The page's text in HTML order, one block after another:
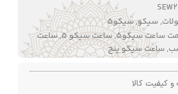
, سیکو,سیکو۵
ساعت سیکو‌5 ,ساعت سیکو 5 ,ساعت
, ساعت سیکو پنج
کیفیت کالا